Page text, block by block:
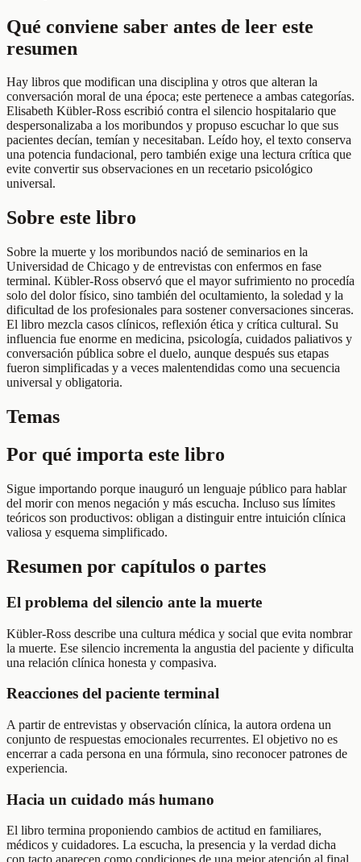
Qué conviene saber antes de leer este
resumen
Hay libros que modifican una disciplina y otros que alteran la
conversación moral de una época; este pertenece a ambas categorías.
Elisabeth Kübler-Ross escribió contra el silencio hospitalario que
despersonalizaba a los moribundos y propuso escuchar lo que sus
pacientes decían, temían y necesitaban. Leído hoy, el texto conserva
una potencia fundacional, pero también exige una lectura crítica que
evite convertir sus observaciones en un recetario psicológico
universal.
Sobre este libro
Sobre la muerte y los moribundos nació de seminarios en la
Universidad de Chicago y de entrevistas con enfermos en fase
terminal. Kübler-Ross observó que el mayor sufrimiento no procedía
solo del dolor físico, sino también del ocultamiento, la soledad y la
dificultad de los profesionales para sostener conversaciones sinceras.
El libro mezcla casos clínicos, reflexión ética y crítica cultural. Su
influencia fue enorme en medicina, psicología, cuidados paliativos y
conversación pública sobre el duelo, aunque después sus etapas
fueron simplificadas y a veces malentendidas como una secuencia
universal y obligatoria.
Temas
Por qué importa este libro
Sigue importando porque inauguró un lenguaje público para hablar
del morir con menos negación y más escucha. Incluso sus límites
teóricos son productivos: obligan a distinguir entre intuición clínica
valiosa y esquema simplificado.
Resumen por capítulos o partes
El problema del silencio ante la muerte
Kübler-Ross describe una cultura médica y social que evita nombrar
la muerte. Ese silencio incrementa la angustia del paciente y dificulta
una relación clínica honesta y compasiva.
Reacciones del paciente terminal
A partir de entrevistas y observación clínica, la autora ordena un
conjunto de respuestas emocionales recurrentes. El objetivo no es
encerrar a cada persona en una fórmula, sino reconocer patrones de
experiencia.
Hacia un cuidado más humano
El libro termina proponiendo cambios de actitud en familiares,
médicos y cuidadores. La escucha, la presencia y la verdad dicha